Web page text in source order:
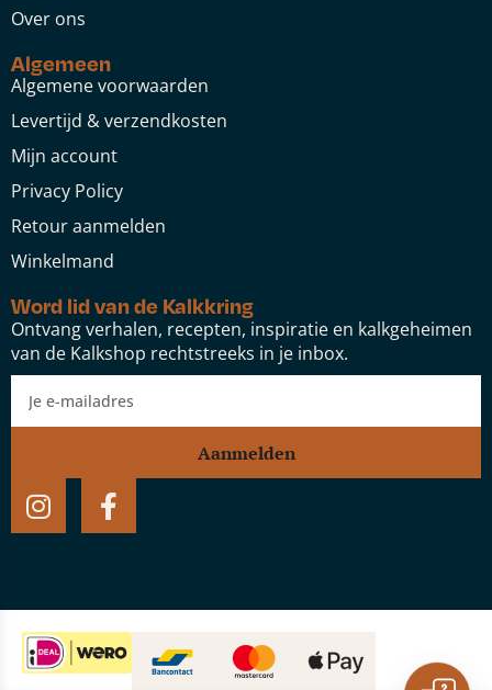
Over ons
Algemeen
Algemene voorwaarden
Levertijd & verzendkosten
Mijn account
Privacy Policy
Retour aanmelden
Winkelmand
Word lid van de Kalkkring
Ontvang verhalen, recepten, inspiratie en kalkgeheimen
van de Kalkshop rechtstreeks in je inbox.
Aanmelden